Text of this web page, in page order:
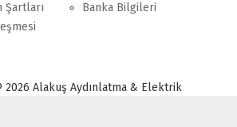
Şartları
Banka Bilgileri
Alakuş Aydınlatma & Elektrik